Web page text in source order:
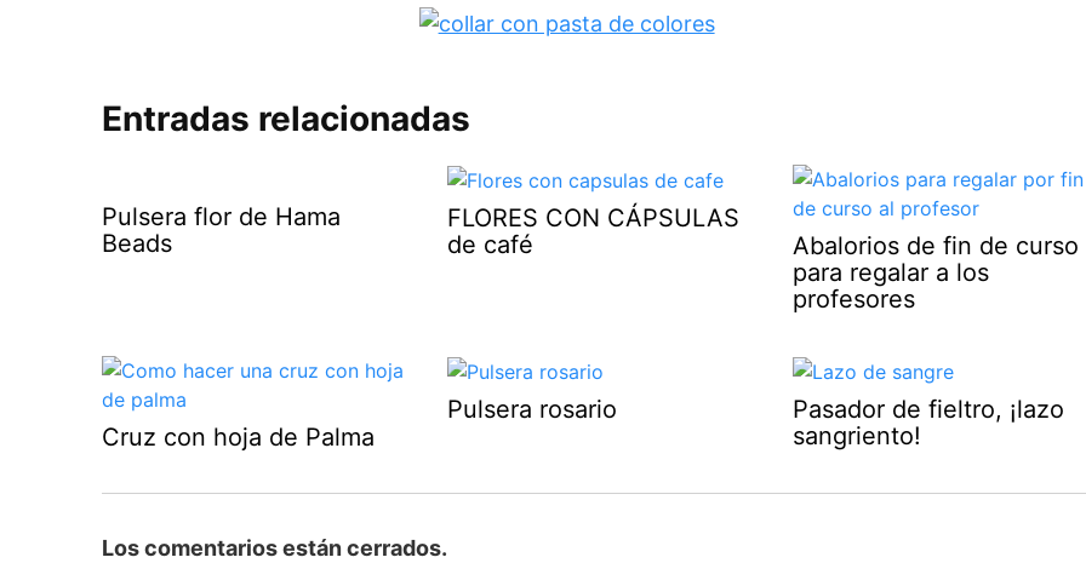
Entradas relacionadas
Pulsera flor de Hama
Beads
FLORES CON CÁPSULAS
de café
Abalorios de fin de curso
para regalar a los
profesores
Cruz con hoja de Palma
Pulsera rosario
Pasador de fieltro, ¡lazo
sangriento!
Los comentarios están cerrados.